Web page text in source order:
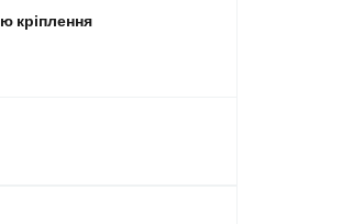
кріплення